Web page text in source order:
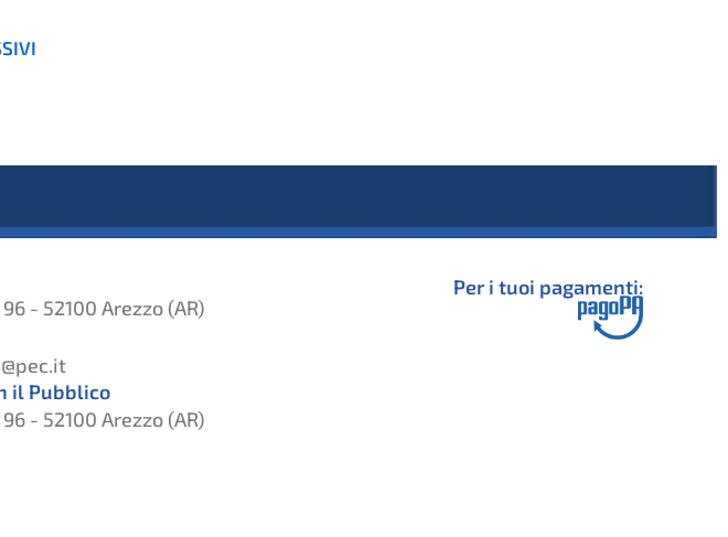
- 52100 Arezzo (AR)
il Pubblico
- 52100 Arezzo (AR)
Per i tuoi pagamenti: